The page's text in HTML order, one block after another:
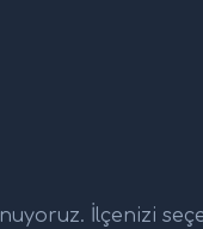
İlçenizi